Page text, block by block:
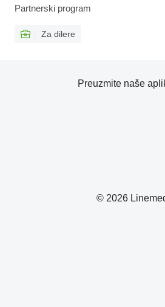
Partnerski program
Za dilere
© 2026
Preuzmite naše